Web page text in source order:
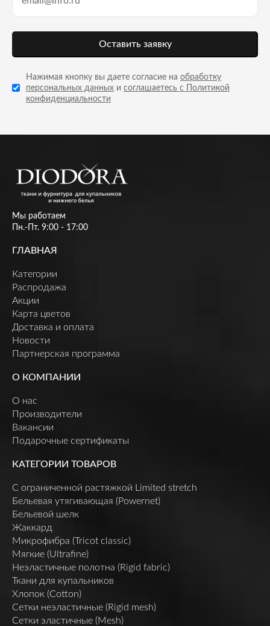
Оставить заявку
Нажимая кнопку вы даете согласие на обработку
персональных данных и соглашаетесь с Политикой
конфиденциальности
Мы работаем
Пн.-Пт. 9:00 - 17:00
ГЛАВНАЯ
Категории
Распродажа
Акции
Карта цветов
Доставка и оплата
Новости
Партнерская программа
О КОМПАНИИ
О нас
Производители
Вакансии
Подарочные сертификаты
КАТЕГОРИИ ТОВАРОВ
C ограниченной растяжкой Limited stretch
Бельевая утягивающая (Powernet)
Бельевой шелк
Жаккард
Микрофибра (Tricot classic)
Мягкие (Ultrafine)
Неэластичные полотна (Rigid fabric)
Ткани для купальников
Хлопок (Cotton)
Сетки неэластичные (Rigid mesh)
Сетки эластичные (Mesh)